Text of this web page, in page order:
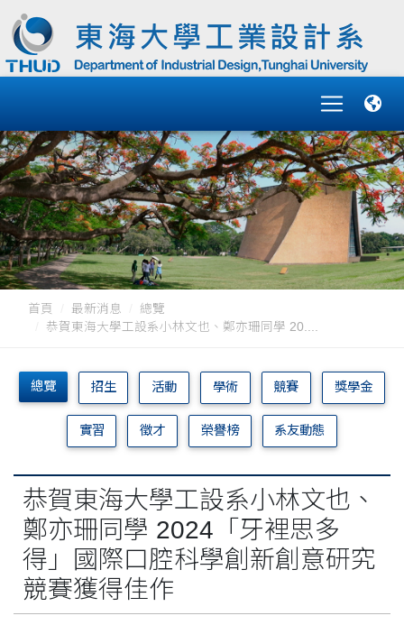
首頁 最新消息
總覽
恭賀東海大學工設系小林文也、鄭亦珊同學 20....
總覽 招生 活動 學術 競賽 獎學金
實習 徵才 榮譽榜 系友動態
恭賀東海大學工設系小林文也、
鄭亦珊同學 2024「牙裡思多
得」國際口腔科學創新創意研究
競賽獲得佳作